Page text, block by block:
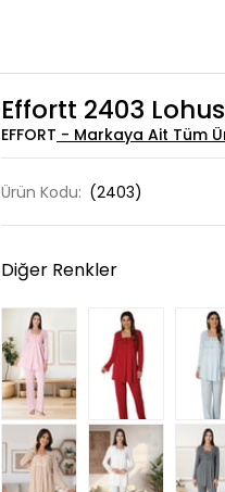
Effortt 2403
EFFORT
Ürün Kodu: (2403)
Diğer Renkler